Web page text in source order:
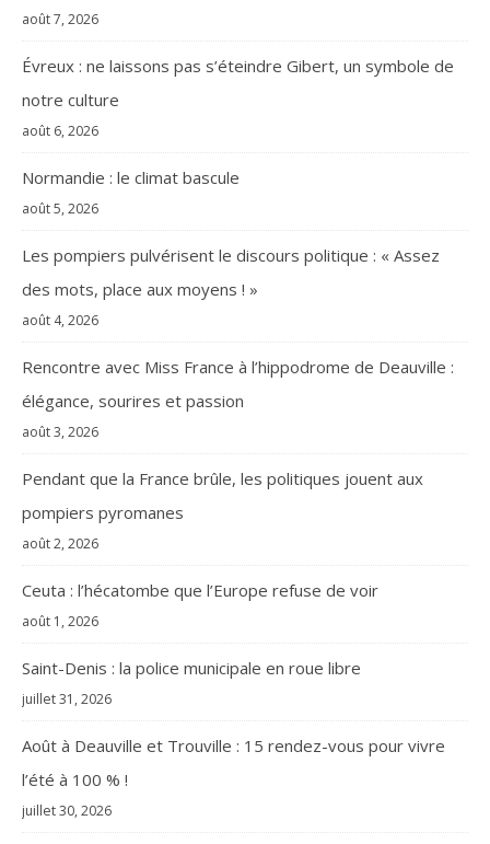
août 7, 2026
Évreux : ne laissons pas s’éteindre Gibert, un symbole de
notre culture
août 6, 2026
Normandie : le climat bascule
août 5, 2026
Les pompiers pulvérisent le discours politique : « Assez
des mots, place aux moyens ! »
août 4, 2026
Rencontre avec Miss France à l’hippodrome de Deauville :
élégance, sourires et passion
août 3, 2026
Pendant que la France brûle, les politiques jouent aux
pompiers pyromanes
août 2, 2026
Ceuta : l’hécatombe que l’Europe refuse de voir
août 1, 2026
Saint-Denis : la police municipale en roue libre
juillet 31, 2026
Août à Deauville et Trouville : 15 rendez-vous pour vivre
l’été à 100 % !
juillet 30, 2026